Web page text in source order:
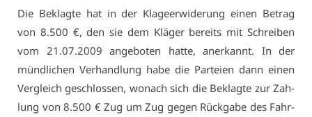
Die Be­klag­te hat in der Kla­ge­er­wi­de­rung ei­nen Be­trag
von 8.500 €, den sie dem Klä­ger be­reits mit Schrei­ben
vom 21.07.2009 an­ge­bo­ten hat­te, an­er­kannt. In der
münd­li­chen Ver­hand­lung ha­be die Par­tei­en dann ei­nen
Ver­gleich ge­schlos­sen, wo­nach sich die Be­klag­te zur Zah­
lung von 8.500 € Zug um Zug ge­gen Rück­ga­be des Fahr­